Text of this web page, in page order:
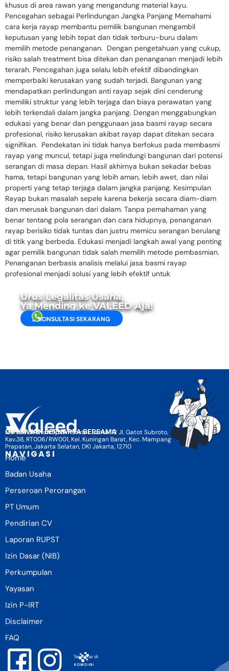
khusus di area rawan yang mengandung material kayu.
Pencegahan sebagai Perlindungan Jangka Panjang Memahami
cara kerja rayap membantu pemilik bangunan mengambil
keputusan yang lebih tepat dan tidak terburu-buru dalam
memilih metode penanganan. Dengan pengetahuan yang cukup,
risiko salah treatment bisa ditekan dan penanganan menjadi lebih
terarah. Pencegahan juga selalu lebih efektif dibandingkan
memperbaiki kerusakan yang sudah terjadi. Bangunan yang
mendapatkan perlindungan anti rayap sejak dini cenderung
memiliki struktur yang lebih terjaga dan biaya perawatan yang
lebih terkendali dalam jangka panjang. Dengan menggabungkan
edukasi yang benar dan penggunaan jasa basmi rayap secara
profesional, risiko kerusakan akibat rayap dapat ditekan secara
signifikan. Pendekatan ini tidak hanya berfokus pada membasmi
rayap yang muncul, tetapi juga melindungi bangunan dari potensi
serangan di masa depan. Hasil akhirnya bukan sekadar bebas
hama, tetapi bangunan yang lebih aman, lebih awet, dan nilai
properti yang tetap terjaga dalam jangka panjang. Kesimpulan
Rayap bukan masalah sepele karena bekerja secara diam-diam
dan merusak bangunan dari dalam. Tanpa pemahaman yang
benar tentang pola serangan dan cara hidupnya, penanganan
rayap berisiko tidak tuntas dan justru memicu serangan berulang
di titik yang berbeda. Edukasi menjadi langkah awal yang penting
agar pemilik bangunan tidak salah memilih metode pembasmian.
Penanganan berbasis analisis melalui jasa basmi rayap
profesional menjadi solusi yang lebih efektif untuk
Urus Legalitas Usaha,
Ya Mending ke VALEED Aja!
KONSULTASI SEKARANG
CV KAWAN BERKARYA BERSAMA
Menara Selatan BpJamsostek Lantai 12 Jl. Gatot Subroto,
Kav.38, RT006/RW001, Kel. Kuningan Barat, Kec. Mampang
Prapatan, Jakarta Selatan, DKI Jakarta, 12710
NAVIGASI
Home
Badan Usaha
Perseroan Perorangan
PT Umum
Pendirian CV
Laporan RUPST
Izin Dasar (NIB)
Perkumpulan
Yayasan
Izin P-IRT
Disclaimer
FAQ
Terdaftar di